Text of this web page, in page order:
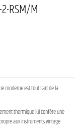
2-RSM/M
moderne est tout l'art de la
thermique lui confère une
aux instruments vintage